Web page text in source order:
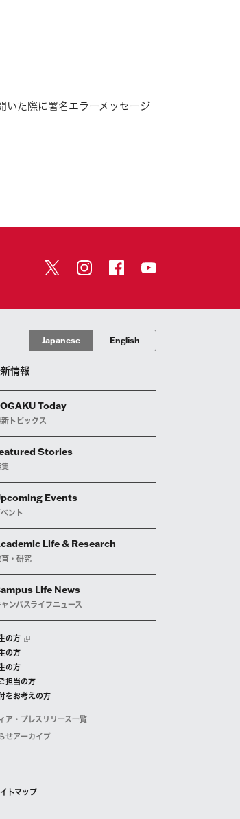
いた際に署名エラーメッセージ
Japanese English
情報
Today
新トピックス
Stories
集
Events
ベント
Life & Research
育・研究
Life News
ャンパスライフニュース
の方
の方
の方
担当の方
をお考えの方
ア・プレスリリース一覧
せアーカイブ
トマップ